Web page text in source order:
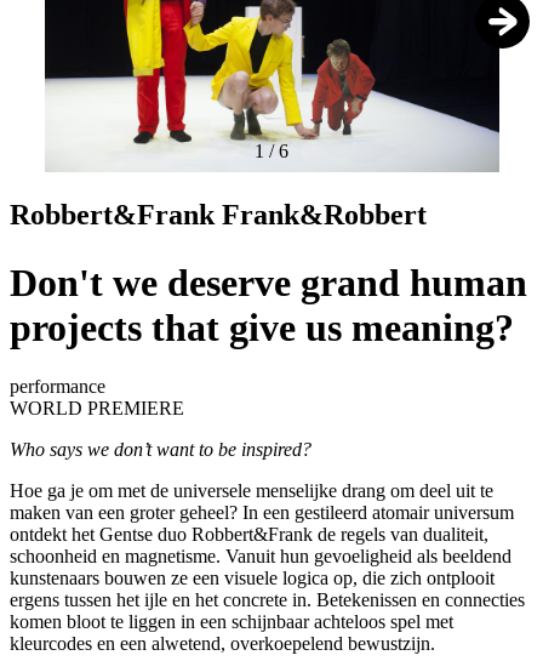
1/6
Robbert&Frank Frank&Robbert
Don't we deserve grand human
projects that give us meaning?
performance
WORLD PREMIERE
Who says we don’t want to be inspired?
Hoe ga je om met de universele menselijke drang om deel uit te
maken van een groter geheel? In een gestileerd atomair universum
ontdekt het Gentse duo Robbert&Frank de regels van dualiteit,
schoonheid en magnetisme. Vanuit hun gevoeligheid als beeldend
kunstenaars bouwen ze een visuele logica op, die zich ontplooit
ergens tussen het ijle en het concrete in. Betekenissen en connecties
komen bloot te liggen in een schijnbaar achteloos spel met
kleurcodes en een alwetend, overkoepelend bewustzijn.